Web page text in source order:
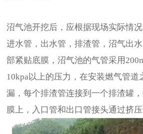
沼气池开挖后，应根据现场实际情
进水管，出水管，排渣管，沼气出
部紧贴底膜，沼气池的气管采用
10kpa以上的压力，在安装燃气管道
漏，每个排渣管连接到一个排渣罐
膜上，入口管和出口管接头通过挤压